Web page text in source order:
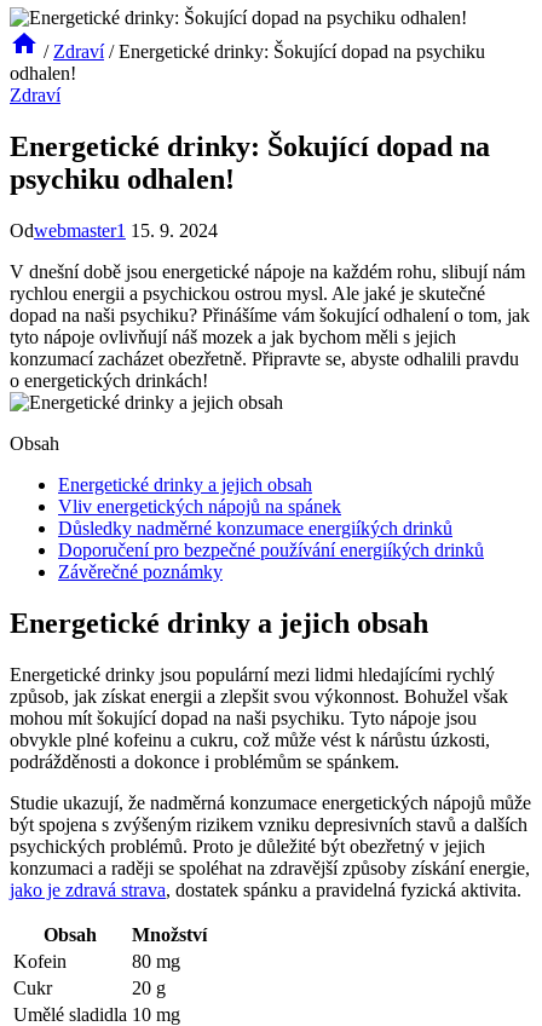
/ Zdraví / Energetické drinky: Šokující dopad na psychiku
odhalen!
Zdraví
Energetické drinky: Šokující dopad na
psychiku odhalen!
Odwebmaster1 15. 9. 2024
V dnešní době jsou energetické nápoje na každém rohu, slibují nám
rychlou energii a psychickou ostrou mysl. Ale jaké je skutečné
dopad na naši psychiku? Přinášíme vám šokující odhalení o tom, jak
tyto nápoje ovlivňují náš mozek a jak bychom měli s jejich
konzumací zacházet obezřetně. Připravte se, abyste odhalili pravdu
o energetických drinkách!
Obsah
Energetické drinky a jejich obsah
Vliv energetických nápojů na spánek
Důsledky nadměrné konzumace energiíkých drinků
Doporučení pro bezpečné používání energiíkých drinků
Závěrečné poznámky
Energetické drinky a jejich obsah
Energetické drinky jsou populární mezi lidmi hledajícími rychlý
způsob, jak získat energii a zlepšit svou výkonnost. Bohužel však
mohou mít šokující dopad na naši psychiku. Tyto nápoje jsou
obvykle plné kofeinu a cukru, což může vést k nárůstu úzkosti,
podrážděnosti a dokonce i problémům se spánkem.
Studie ukazují, že nadměrná konzumace energetických nápojů může
být spojena s zvýšeným rizikem vzniku depresivních stavů a dalších
psychických problémů. Proto je důležité být obezřetný v jejich
konzumaci a raději se spoléhat na zdravější způsoby získání energie,
jako je zdravá strava, dostatek spánku a pravidelná fyzická aktivita.
Obsah
Množství
Kofein
80 mg
Cukr
20 g
Umělé sladidla 10 mg